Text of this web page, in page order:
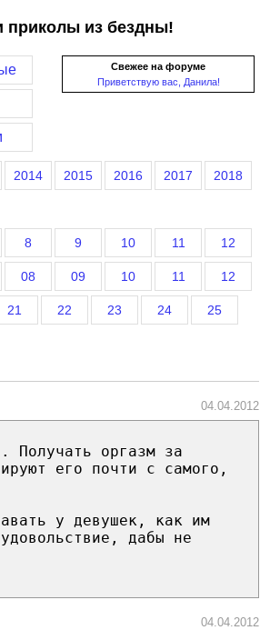
приколы из бездны!
Свежее на форуме
Приветствую вас, Данила!
2014 2015 2016 2017 2018
8 9 10 11 12
08 09 10 11 12
21 22 23 24 25
04.04.2012
Получать оргазм за
его почти с самого,
у девушек, как им
дабы не
04.04.2012